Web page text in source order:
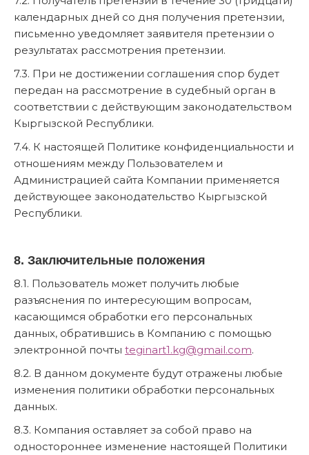
календарных дней со дня получения претензии,
письменно уведомляет заявителя претензии о
результатах рассмотрения претензии.
7.3. При не достижении соглашения спор будет
передан на рассмотрение в судебный орган в
соответствии с действующим законодательством
Кыргызской Республики.
7.4. К настоящей Политике конфиденциальности и
отношениям между Пользователем и
Администрацией сайта Компании применяется
действующее законодательство Кыргызской
Республики.
8. Заключительные положения
8.1. Пользователь может получить любые
разъяснения по интересующим вопросам,
касающимся обработки его персональных
данных, обратившись в Компанию с помощью
электронной почты teginart1.kg@gmail.com.
8.2. В данном документе будут отражены любые
изменения политики обработки персональных
данных.
8.3. Компания оставляет за собой право на
одностороннее изменение настоящей Политики